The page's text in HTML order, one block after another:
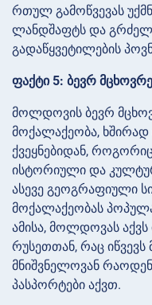
რთულ გამოწვევას
ლანდშაფტს და
გადაწყვეტილების
ფაქტი 5: ბევრ
მოლდოვის ბევრ
მოქალაქეობა, ხშირად
ქვეყნებიდან,
ისტორიული და
ასევე გეოგრაფიული
მოქალაქეობას
ამისა, მოლდოვას
რუსეთთან, რაც
მნიშვნელოვან
პასპორტები აქვთ.